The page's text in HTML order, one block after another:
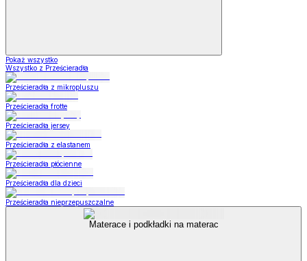
Pokaż wszystko
Wszystko z Prześcieradła
Prześcieradła z mikropluszu
Prześcieradła frotte
Prześcieradła jersey
Prześcieradła z elastanem
Prześcieradła płócienne
Prześcieradła dla dzieci
Prześcieradła nieprzepuszczalne
Materace i podkładki na materac